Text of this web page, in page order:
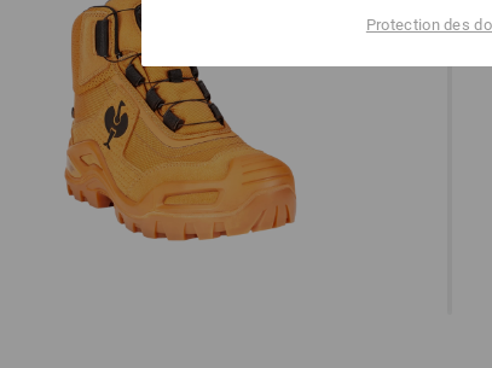
Protection des